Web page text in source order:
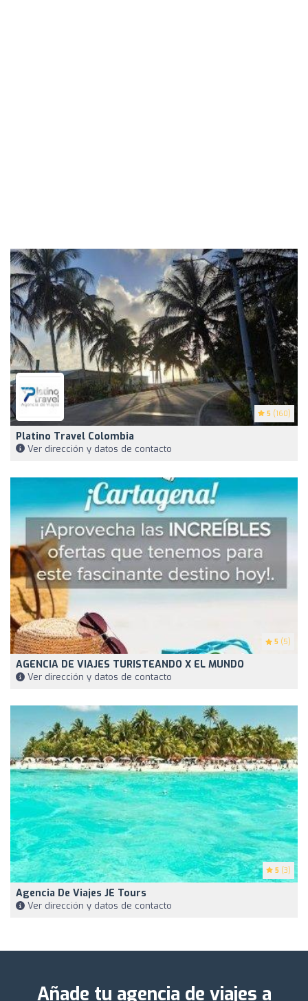
5 (160)
Platino Travel Colombia
Ver dirección y datos de contacto
5 (5)
AGENCIA DE VIAJES TURISTEANDO X EL MUNDO
Ver dirección y datos de contacto
5 (3)
Agencia De Viajes JE Tours
Ver dirección y datos de contacto
Añade tu agencia de viajes a